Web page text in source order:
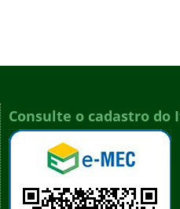
Consulte o cadastro do